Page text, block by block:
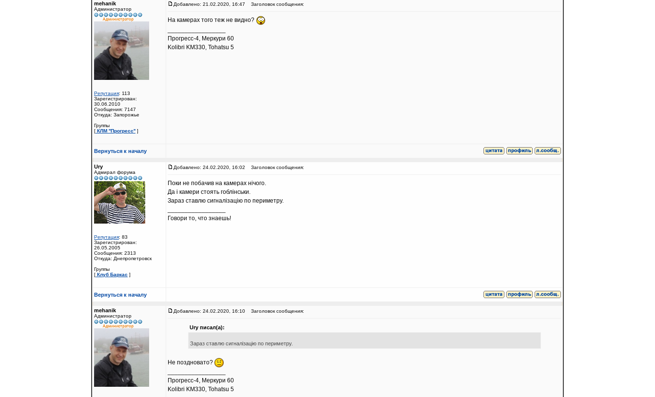
mehanik
Администратор
Репутация: 113
Зарегистрирован:
30.06.2010
Сообщения: 7147
Откуда: Запорожье
Группы
[ КЛМ ''Прогресс'' ]
Добавлено: 21.02.2020, 16:47 Заголовок сообщения:
На камерах того теж не видно?
Прогресс-4, Меркури 60
Kolibri KM330, Tohatsu 5
Вернуться к началу
Ury
Адмирал форума
Репутация: 83
Зарегистрирован:
26.05.2005
Сообщения: 2313
Откуда: Днепропетровск
Группы
[ Клуб Баркас ]
Добавлено: 24.02.2020, 16:02 Заголовок сообщения:
Поки не побачив на камерах нічого.
Да і камери стоять гоблінськи.
Зараз ставлю сигналізацію по периметру.
Говори то, что знаешь!
Вернуться к началу
mehanik
Администратор
Добавлено: 24.02.2020, 16:10 Заголовок сообщения:
Ury писал(а):
Зараз ставлю сигналізацію по периметру.
Не поздновато?
Прогресс-4, Меркури 60
Kolibri KM330, Tohatsu 5